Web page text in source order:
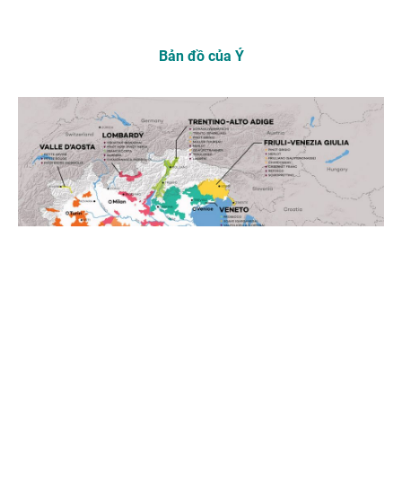
Bản đồ của Ý